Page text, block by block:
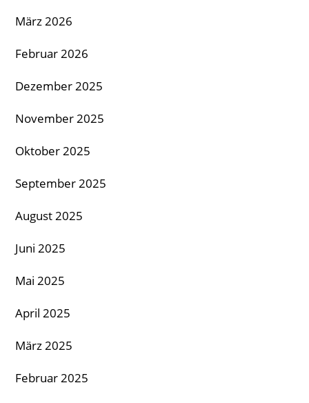
März 2026
Februar 2026
Dezember 2025
November 2025
Oktober 2025
September 2025
August 2025
Juni 2025
Mai 2025
April 2025
März 2025
Februar 2025